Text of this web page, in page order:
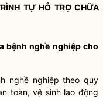
TỰ HỖ TRỢ CHỮA
bệnh nghề nghiệp cho
nghề nghiệp theo quy
toàn, vệ sinh lao động